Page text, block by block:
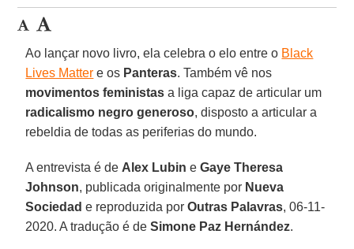
Ao lançar novo livro, ela celebra o elo entre o Black
Lives Matter e os Panteras. Também vê nos
movimentos feministas a liga capaz de articular um
radicalismo negro generoso, disposto a articular a
rebeldia de todas as periferias do mundo.
A entrevista é de Alex Lubin e Gaye Theresa
Johnson, publicada originalmente por Nueva
Sociedad e reproduzida porOutras Palavras, 06-11-
2020. A tradução é deSimone Paz Hernández.